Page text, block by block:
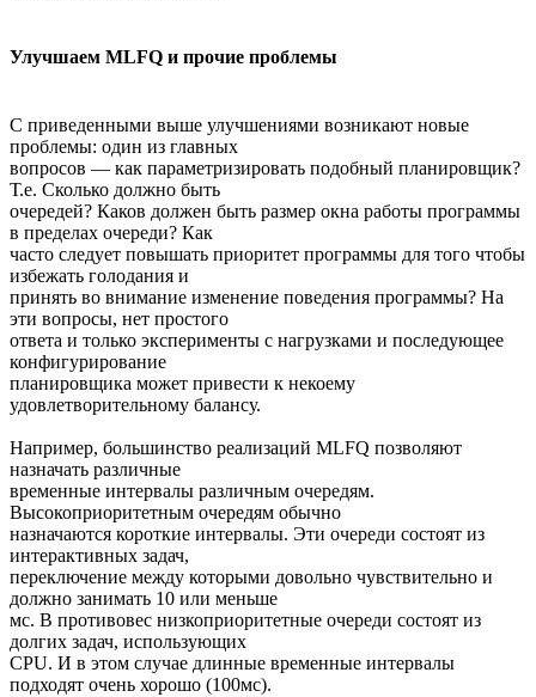
Улучшаем MLFQ и прочие проблемы
С приведенными выше улучшениями возникают новые
проблемы: один из главных
вопросов — как параметризировать подобный планировщик?
Т.е. Сколько должно быть
очередей? Каков должен быть размер окна работы программы
в пределах очереди? Как
часто следует повышать приоритет программы для того чтобы
избежать голодания и
принять во внимание изменение поведения программы? На
эти вопросы, нет простого
ответа и только эксперименты с нагрузками и последующее
конфигурирование
планировщика может привести к некоему
удовлетворительному балансу.
Например, большинство реализаций MLFQ позволяют
назначать различные
временные интервалы различным очередям.
Высокоприоритетным очередям обычно
назначаются короткие интервалы. Эти очереди состоят из
интерактивных задач,
переключение между которыми довольно чувствительно и
должно занимать 10 или меньше
мс. В противовес низкоприоритетные очереди состоят из
долгих задач, использующих
CPU. И в этом случае длинные временные интервалы
подходят очень хорошо (100мс).